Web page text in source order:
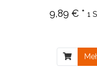
9,89 € * 1